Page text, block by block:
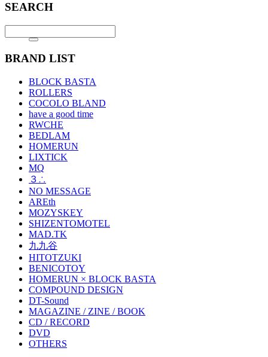
SEARCH
BRAND LIST
BLOCK BASTA
ROLLERS
COCOLO BLAND
have a good time
RWCHE
BEDLAM
HOMERUN
LIXTICK
MQ
３∴
NO MESSAGE
AREth
MOZYSKEY
SHIZENTOMOTEL
MAD.TK
九九谷
HITOTZUKI
BENICOTOY
HOMERUN × BLOCK BASTA
COMPOUND DESIGN
DT-Sound
MAGAZINE / ZINE / BOOK
CD / RECORD
DVD
OTHERS